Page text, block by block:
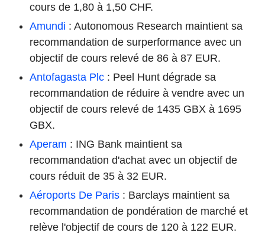
cours de 1,80 à 1,50 CHF.
Amundi : Autonomous Research maintient sa
recommandation de surperformance avec un
objectif de cours relevé de 86 à 87 EUR.
Antofagasta Plc : Peel Hunt dégrade sa
recommandation de réduire à vendre avec un
objectif de cours relevé de 1435 GBX à 1695
GBX.
Aperam : ING Bank maintient sa
recommandation d'achat avec un objectif de
cours réduit de 35 à 32 EUR.
Aéroports De Paris : Barclays maintient sa
recommandation de pondération de marché et
relève l'objectif de cours de 120 à 122 EUR.